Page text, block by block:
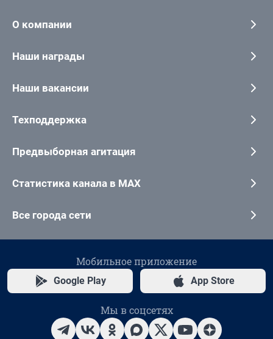
О компании
Наши награды
Наши вакансии
Техподдержка
Предвыборная агитация
Статистика канала в MAX
Все города сети
Мобильное приложение
Google Play App Store
Мы в соцсетях